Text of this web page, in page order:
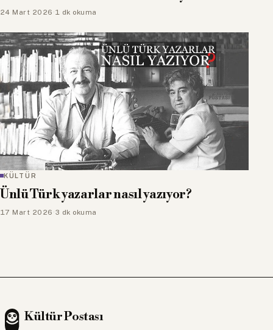
24 Mart 2026 ·1 dk okuma
KÜLTÜR
Ünlü Türk yazarlar nasıl yazıyor?
17 Mart 2026 ·3 dk okuma
Kültür Postası